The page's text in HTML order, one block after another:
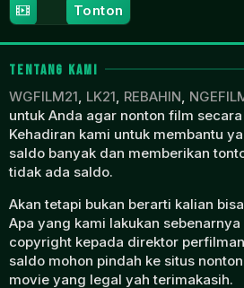
15
Jul
1995
Yoshifumi
Kondo
Tonton
TENTANG KAMI
WGFILM21, LK21, REBAHIN,
untuk Anda agar nonton film
Kehadiran kami untuk membantu
saldo banyak dan memberikan
tidak ada saldo.
Akan tetapi bukan berarti kalian
Apa yang kami lakukan
copyright kepada direktor
saldo mohon pindah ke situs
movie yang legal yah terimakasih.